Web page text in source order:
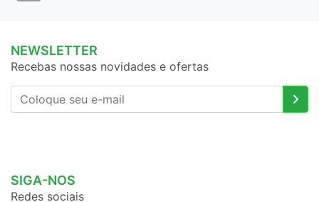
NEWSLETTER
Recebas nossas novidades e ofertas
SIGA-NOS
Redes sociais